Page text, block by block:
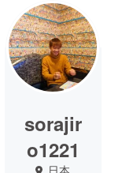
sorajir
o1221